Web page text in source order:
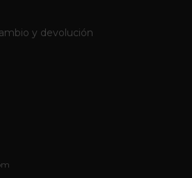
y devolución